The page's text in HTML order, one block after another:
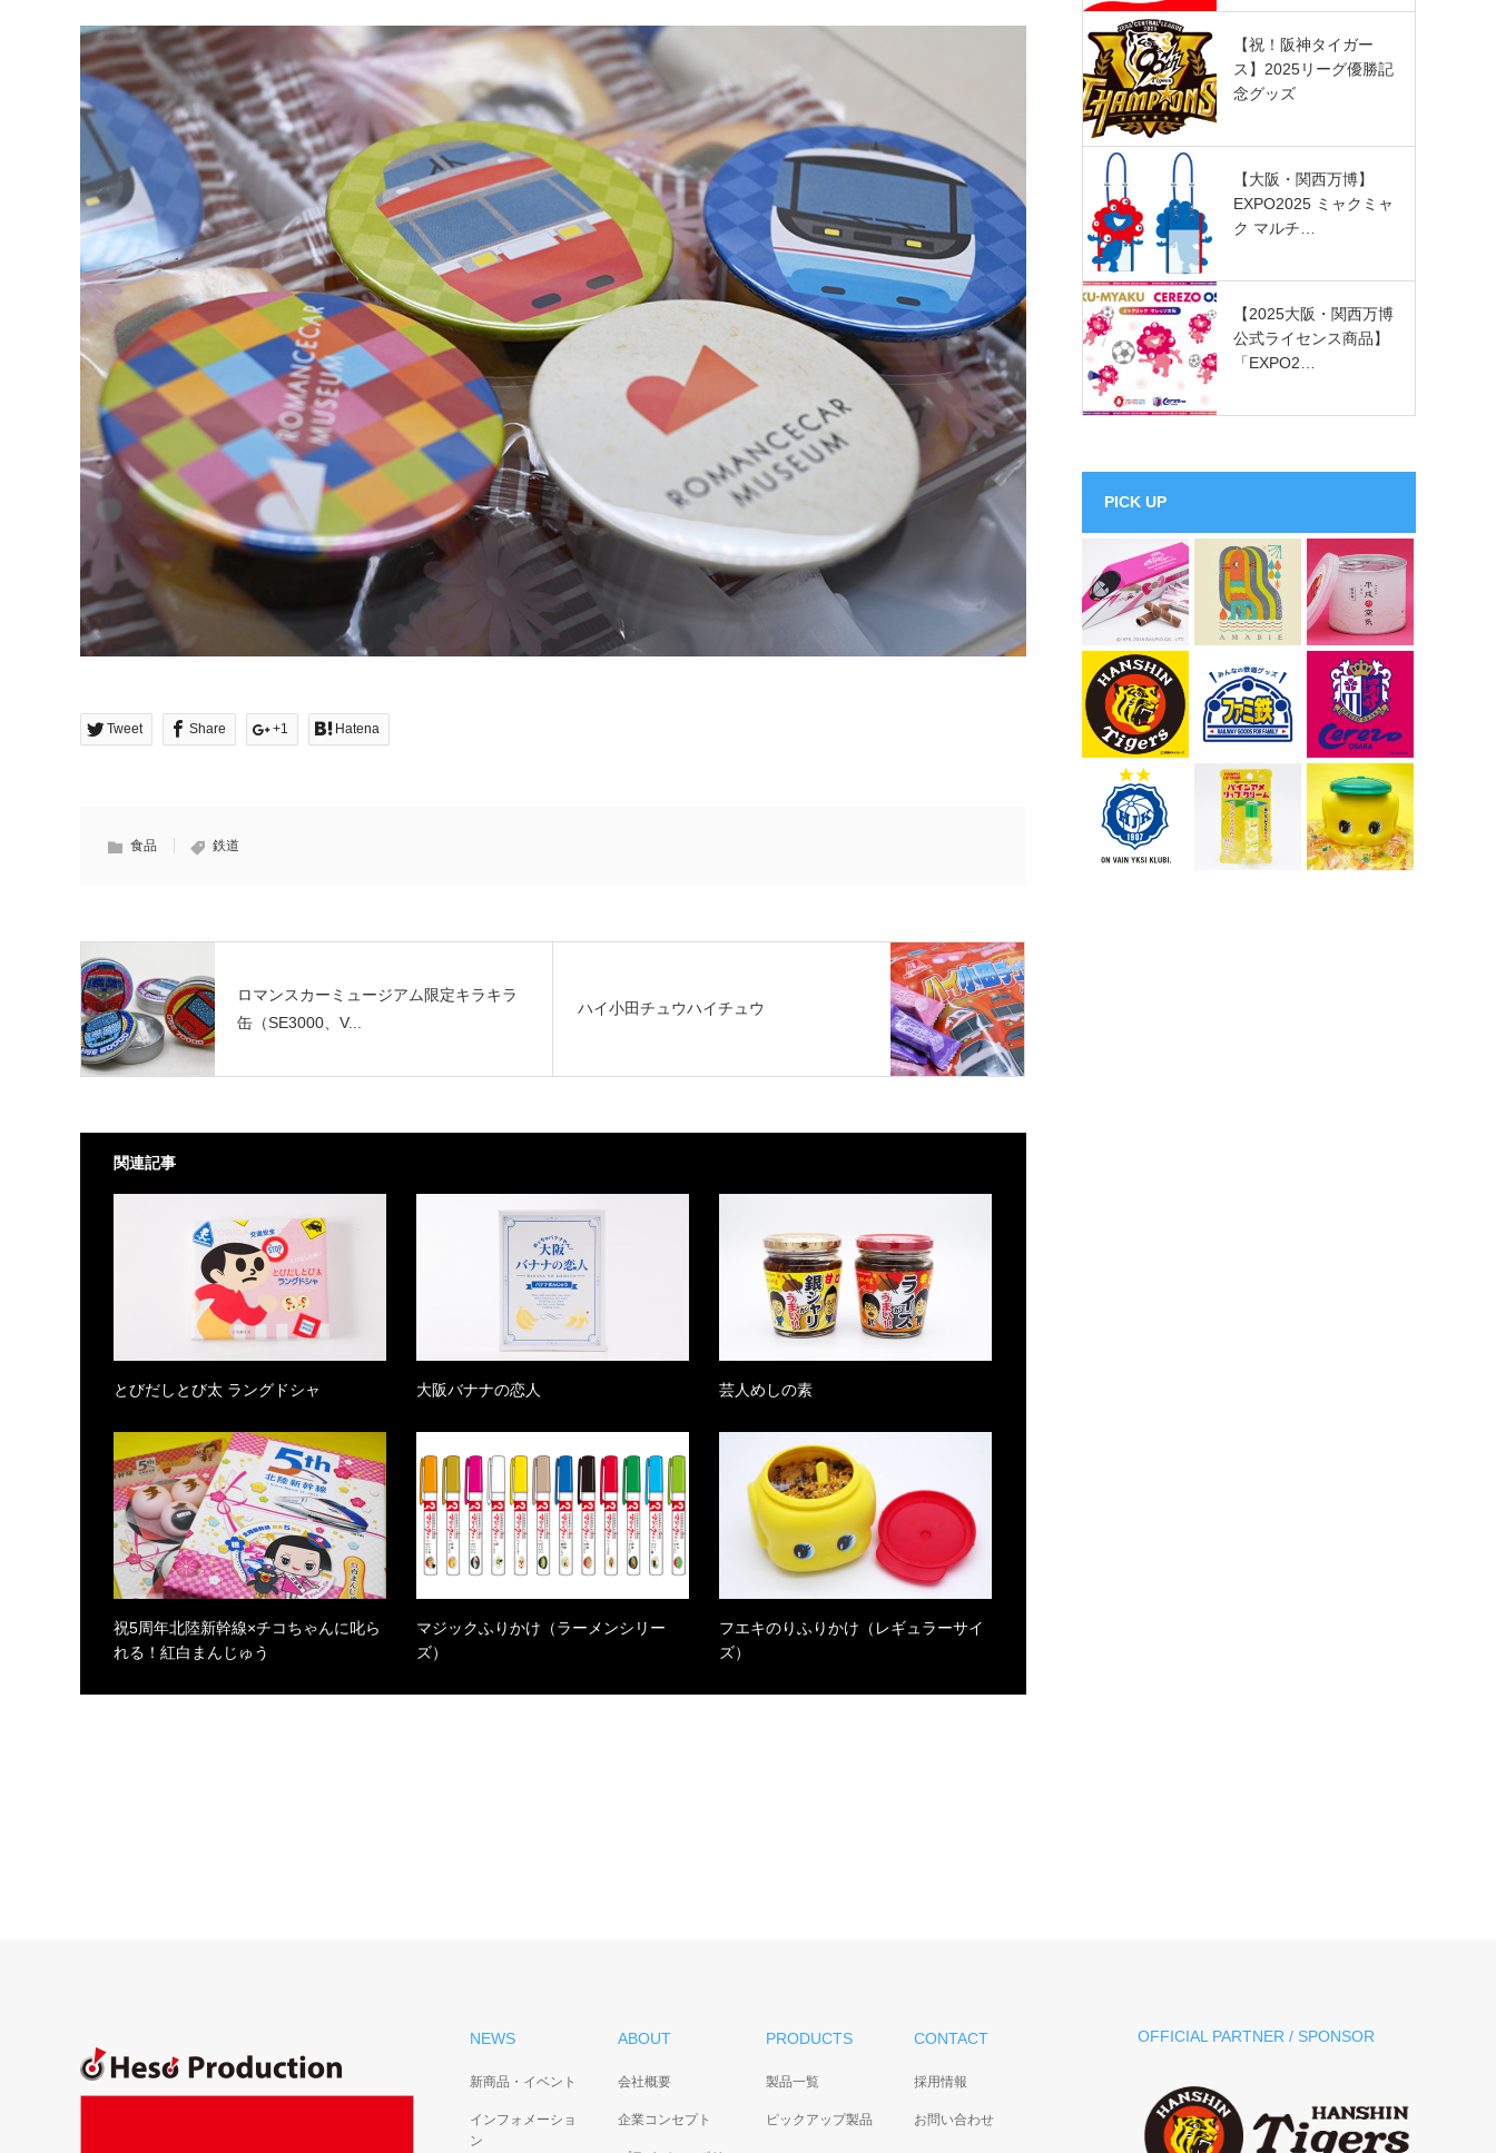
Tweet Share +1 Hatena
食品 鉄道
ロマンスカーミュージアム限定キラキラ
缶（SE3000、V...
ハイ小田チュウハイチュウ
関連記事
とびだしとび太 ラングドシャ 大阪バナナの恋人 芸人めしの素
祝5周年北陸新幹線×チコちゃんに叱ら
れる！紅白まんじゅう
マジックふりかけ（ラーメンシリー
ズ）
フエキのりふりかけ（レギュラーサイ
ズ）
【祝！阪神タイガー
ス】2025リーグ優勝記
念グッズ
【大阪・関西万博】
EXPO2025 ミャクミャ
ク マルチ…
【2025大阪・関西万博
公式ライセンス商品】
「EXPO2…
PICK UP
NEWS
新商品・イベント
インフォメーショ
ン
ABOUT
会社概要
企業コンセプト
PRODUCTS
製品一覧
ピックアップ製品
CONTACT
採用情報
お問い合わせ
OFFICIAL PARTNER / SPONSOR